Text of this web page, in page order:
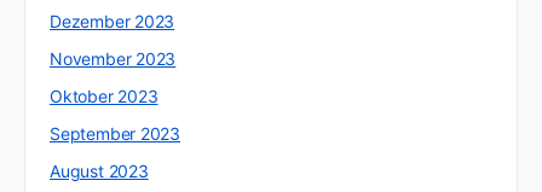
Dezember 2023
November 2023
Oktober 2023
September 2023
August 2023